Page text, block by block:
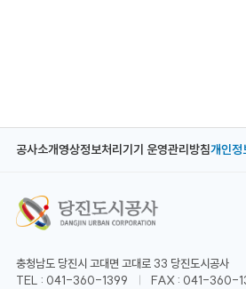
공사소개영상정보처리기기 운영관리방침개인정
충청남도 당진시 고대면 고대로 33 당진도시공사
TEL : 041-360-1399
FAX : 041-360-